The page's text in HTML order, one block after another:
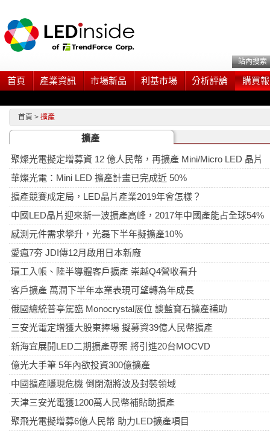
站內搜索
首頁 產業資訊 市場新品 利基市場 分析評論 購買
首頁 > 擴產
擴產
聚燦光電擬定增募資 12 億人民幣，再擴產 Mini/Micro LED 晶片
華燦光電：Mini LED 擴產計畫已完成近 50%
擴產競賽成定局，LED晶片產業2019年會怎樣？
中國LED晶片迎來新一波擴產高峰，2017年中國產能占全球54%
感測元件需求攀升，光磊下半年擬擴產10％
愛瘋7夯 JDI傳12月啟用日本新廠
環工入帳、陸半導體客戶擴產 崇越Q4營收看升
客戶擴產 萬潤下半年本業表現可望轉為年成長
俄國總統普亭駕臨 Monocrystal展位 談藍寶石擴產補助
三安光電定增獲大股東捧場 擬募資39億人民幣擴產
新海宜展開LED二期擴產專案 將引進20台MOCVD
億光大手筆 5年內欲投資300億擴產
中國擴產隱現危機 倒閉潮將波及封裝領域
天津三安光電獲1200萬人民幣補貼助擴產
聚飛光電擬增募6億人民幣 助力LED擴產項目